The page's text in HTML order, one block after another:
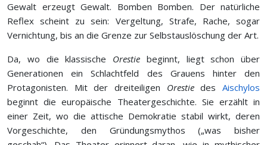
Gewalt erzeugt Gewalt. Bomben Bomben. Der natürliche
Reflex scheint zu sein: Vergeltung, Strafe, Rache, sogar
Vernichtung, bis an die Grenze zur Selbstauslöschung der Art.
Da, wo die klassische Orestie beginnt, liegt schon über
Generationen ein Schlachtfeld des Grauens hinter den
Protagonisten. Mit der dreiteiligen OrestiedesAischylos
beginnt die europäische Theatergeschichte. Sie erzählt in
einer Zeit, wo die attische Demokratie stabil wirkt, deren
Vorgeschichte, den Gründungsmythos („was bisher